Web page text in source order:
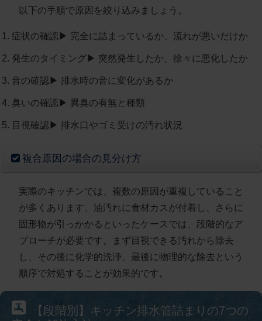
以下の手順で原因を絞り込みましょう。
症状の確認 ▶︎ 完全に詰まっているか、流れが悪いだけか
発生のタイミング ▶︎ 突然発生したか、徐々に悪化したか
音の確認 ▶︎ 排水時の音に変化があるか
臭いの確認 ▶︎ 異臭の有無と種類
目視確認 ▶︎ 排水口やゴミ受けの汚れ状況
複合原因の場合の見分け方
実際のキッチンでは、複数の原因が重複していること
が多くあります。 油汚れに食材カスが付着し、さらに
固形物が引っかかる といったケースでは、段階的なア
プローチが必要です。まず目視できる汚れから除去
し、その後に化学的洗浄、最後に物理的な除去という
順序で対処することが効果的です。
【段階別】キッチン排水管詰まりの7つの